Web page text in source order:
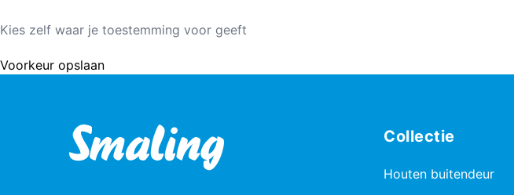
Kies zelf waar je toestemming voor geeft
Voorkeur opslaan
Collectie
Houten buitendeur